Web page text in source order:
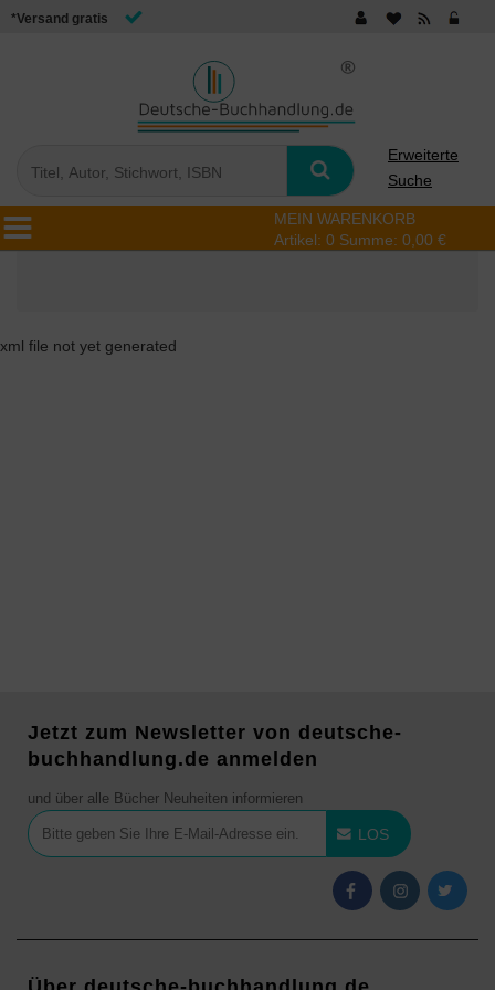
*Versand gratis
Erweiterte
Suche
MEIN WARENKORB
Artikel: 0 Summe: 0,00 €
xml file not yet generated
Jetzt zum Newsletter von deutsche-
buchhandlung.de anmelden
und über alle Bücher Neuheiten informieren
LOS